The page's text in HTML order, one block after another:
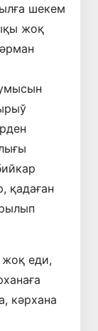
шекем
жоқ
қадаған
еди,
кәрхана